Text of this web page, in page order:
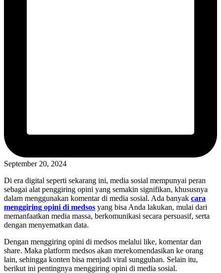
September 20, 2024
Di era digital seperti sekarang ini, media sosial mempunyai peran
sebagai alat penggiring opini yang semakin signifikan, khususnya
dalam menggunakan komentar di media sosial. Ada banyak cara
menggiring opini di medsos yang bisa Anda lakukan, mulai dari
memanfaatkan media massa, berkomunikasi secara persuasif, serta
dengan menyematkan data.
Dengan menggiring opini di medsos melalui like, komentar dan
share. Maka platform medsos akan merekomendasikan ke orang
lain, sehingga konten bisa menjadi viral sungguhan. Selain itu,
berikut ini pentingnya menggiring opini di media sosial.